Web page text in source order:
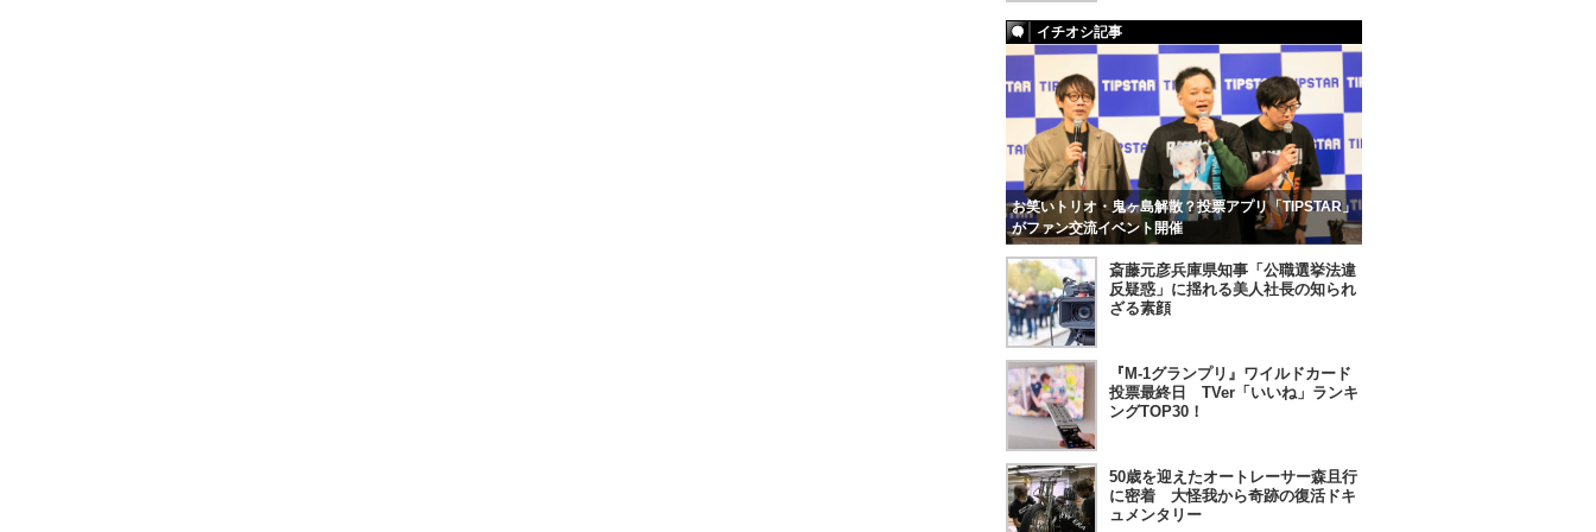
イチオシ記事
お笑いトリオ・鬼ヶ島解散？投票アプリ「TIPSTAR」
がファン交流イベント開催
斎藤元彦兵庫県知事「公職選挙法違
反疑惑」に揺れる美人社長の知られ
ざる素顔
『M-1グランプリ』ワイルドカード
投票最終日 TVer「いいね」ランキ
ングTOP30！
50歳を迎えたオートレーサー森且行
に密着 大怪我から奇跡の復活ドキ
ュメンタリー